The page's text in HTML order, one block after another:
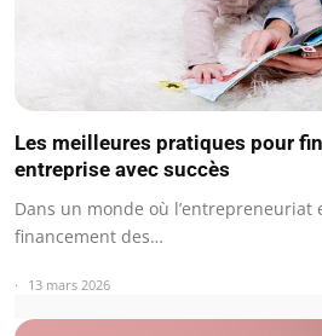
Les meilleures pratiques pour
entreprise avec succès
Dans un monde où l’entrepreneuriat
financement des…
13 mars 2026